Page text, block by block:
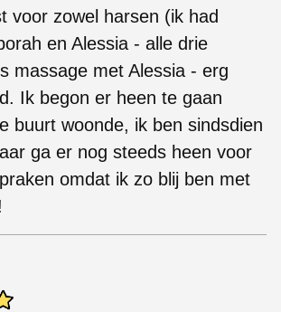
voor zowel harsen (ik had
en Alessia - alle drie
massage met Alessia - erg
Ik begon er heen te gaan
buurt woonde, ik ben sindsdien
ga er nog steeds heen voor
omdat ik zo blij ben met